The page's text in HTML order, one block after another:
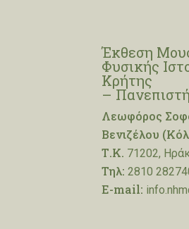
Έκθεση
Φυσικής
Κρήτης
–
Λεωφόρος
Βενιζέλου
Τ.Κ. 71202,
Τηλ: 2810
E-mail: